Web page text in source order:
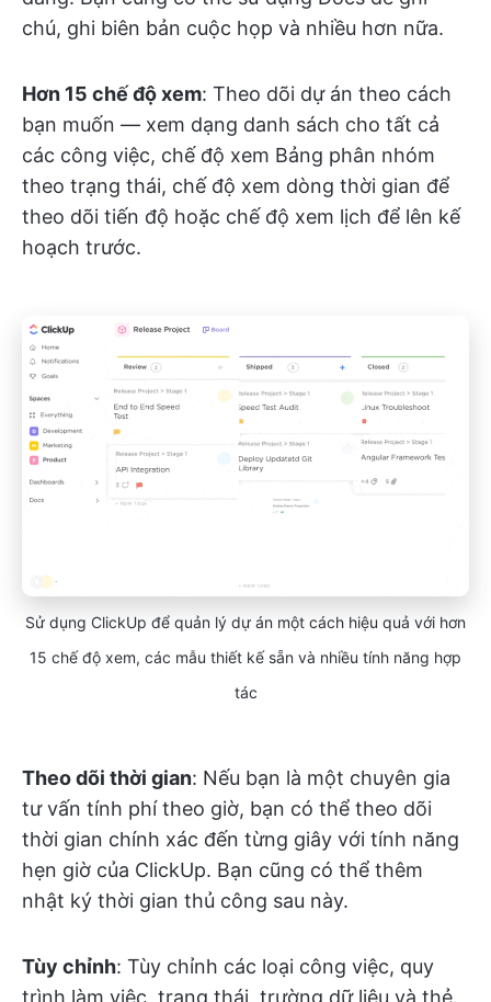
chú, ghi biên bản cuộc họp và nhiều hơn nữa.
Hơn 15 chế độ xem: Theo dõi dự án theo cách
bạn muốn — xem dạng danh sách cho tất cả
các công việc, chế độ xem Bảng phân nhóm
theo trạng thái, chế độ xem dòng thời gian để
theo dõi tiến độ hoặc chế độ xem lịch để lên kế
hoạch trước.
Sử dụng ClickUp để quản lý dự án một cách hiệu quả với hơn
15 chế độ xem, các mẫu thiết kế sẵn và nhiều tính năng hợp
tác
Theo dõi thời gian: Nếu bạn là một chuyên gia
tư vấn tính phí theo giờ, bạn có thể theo dõi
thời gian chính xác đến từng giây với tính năng
hẹn giờ của ClickUp. Bạn cũng có thể thêm
nhật ký thời gian thủ công sau này.
Tùy chỉnh: Tùy chỉnh các loại công việc, quy
trình làm việc, trạng thái, trường dữ liệu và thẻ.